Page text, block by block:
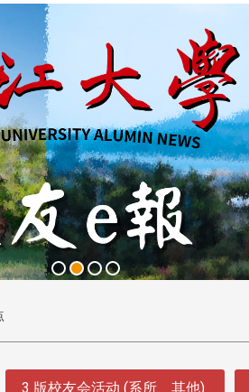
3 版校友会活动 (系所、其他)